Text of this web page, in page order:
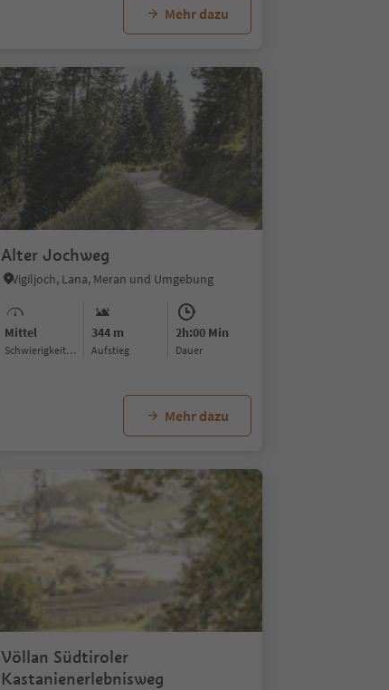
Mehr dazu
Alter Jochweg
Vigiljoch, Lana, Meran und Umgebung
Mittel
Schwierigkeitsgrad
344 m
Aufstieg
2h:00 Min
Dauer
Mehr dazu
Völlan Südtiroler
Kastanienerlebnisweg